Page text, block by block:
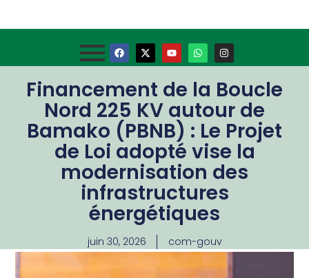
Financement de la Boucle
Nord 225 KV autour de
Bamako (PBNB) : Le Projet
de Loi adopté vise la
modernisation des
infrastructures
énergétiques
juin 30, 2026 com-gouv